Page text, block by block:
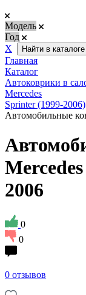
Модель
Год
Х
Найти в каталоге
Главная
Каталог
Автоковрики в
Mercedes
Sprinter (1999-2006)
Автомобильные
2006
0
0
0 отзывов